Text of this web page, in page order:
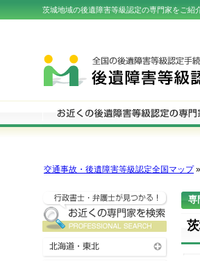
茨城地域の後遺障害等級認定の専門家をご紹
交通事故・後遺障害等級認定全国マップ»
専